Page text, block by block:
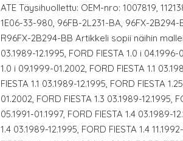
ATE Täysihuollettu: OEM-nro: 1007819,
1E06-33-980, 96FB-2L231-BA, 96FX-2B294-
R96FX-2B294-BB Artikkeli sopii näihin
03.1989-12.1995, FORD FIESTA 1.0 i
1.0 i 09.1999-01.2002, FORD FIESTA 1.1
FIESTA 1.1 03.1989-12.1995, FORD FIESTA
01.2002, FORD FIESTA 1.3 03.1989-12.1995,
05.1991-01.1997, FORD FIESTA 1.4 03.1989-
1.4 03.1989-12.1995, FORD FIESTA 1.4